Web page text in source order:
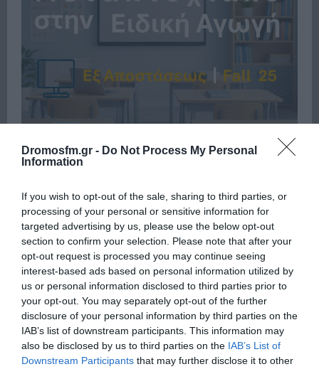
Dromosfm.gr - Do Not Process My Personal
Information
If you wish to opt-out of the sale, sharing to third parties, or
processing of your personal or sensitive information for
targeted advertising by us, please use the below opt-out
section to confirm your selection. Please note that after your
opt-out request is processed you may continue seeing
interest-based ads based on personal information utilized by
us or personal information disclosed to third parties prior to
your opt-out. You may separately opt-out of the further
disclosure of your personal information by third parties on the
IAB’s list of downstream participants. This information may
also be disclosed by us to third parties on the IAB’s List of
Downstream Participants that may further disclose it to other
Πρόσφατα Δημοφιλή
ΕΙΠΕΣ – ΦΕΡΡΗΣ ΘΟΔΩΡΗΣ